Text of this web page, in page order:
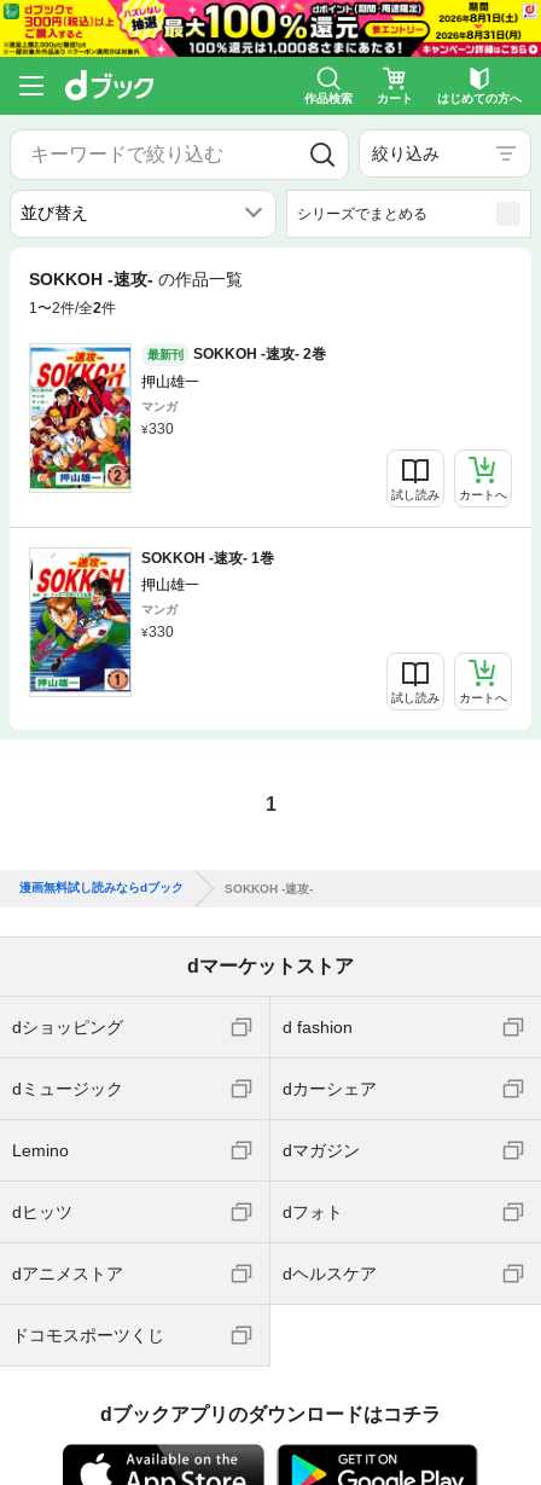
作品検索 カート はじめての方へ
絞り込み
シリーズでまとめる
SOKKOH -速攻- の作品一覧
1〜2件/全2件
最新刊
SOKKOH -速攻- 2巻
押山雄一
マンガ
330
試し読み カートへ
SOKKOH -速攻- 1巻
押山雄一
マンガ
330
試し読み カートへ
1
漫画無料試し読みならdブック SOKKOH -速攻-
dマーケットストア
dショッピング d fashion
dミュージック dカーシェア
Lemino dマガジン
dヒッツ dフォト
dアニメストア dヘルスケア
ドコモスポーツくじ
dブックアプリのダウンロードはコチラ